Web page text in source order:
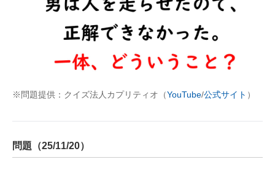
※問題提供：クイズ法人カプリティオ（YouTube/公式サイト ）
問題（25/11/20）